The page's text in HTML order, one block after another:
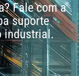
Fale com a
suporte
industrial.